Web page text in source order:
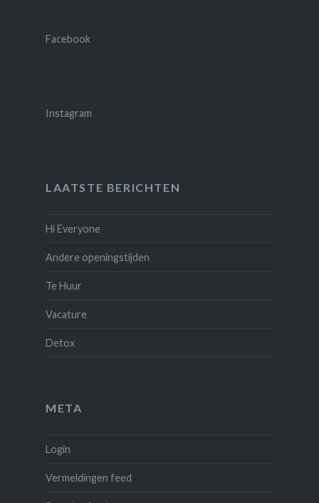
Facebook
Instagram
LAATSTE BERICHTEN
Hi Everyone
Andere openingstijden
Te Huur
Vacature
Detox
META
Login
Vermeldingen feed